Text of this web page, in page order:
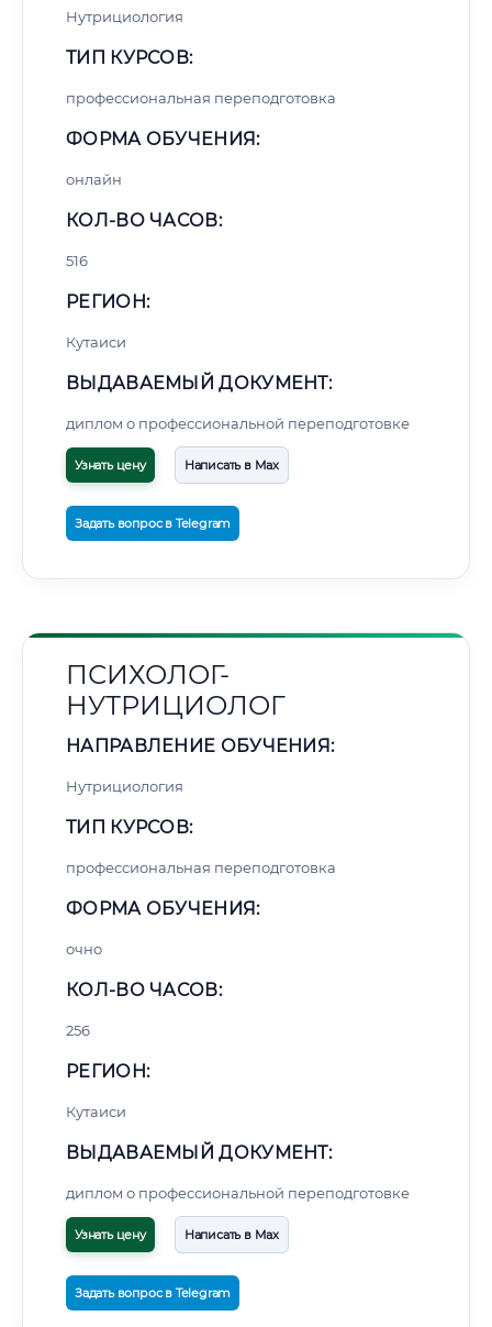
Нутрициология
ТИП КУРСОВ:
профессиональная переподготовка
ФОРМА ОБУЧЕНИЯ:
онлайн
КОЛ-ВО ЧАСОВ:
516
РЕГИОН:
Кутаиси
ВЫДАВАЕМЫЙ ДОКУМЕНТ:
диплом о профессиональной переподготовке
Узнать цену Написать в Max
Задать вопрос в Telegram
ПСИХОЛОГ-
НУТРИЦИОЛОГ
НАПРАВЛЕНИЕ ОБУЧЕНИЯ:
Нутрициология
ТИП КУРСОВ:
профессиональная переподготовка
ФОРМА ОБУЧЕНИЯ:
очно
КОЛ-ВО ЧАСОВ:
256
РЕГИОН:
Кутаиси
ВЫДАВАЕМЫЙ ДОКУМЕНТ:
диплом о профессиональной переподготовке
Узнать цену Написать в Max
Задать вопрос в Telegram